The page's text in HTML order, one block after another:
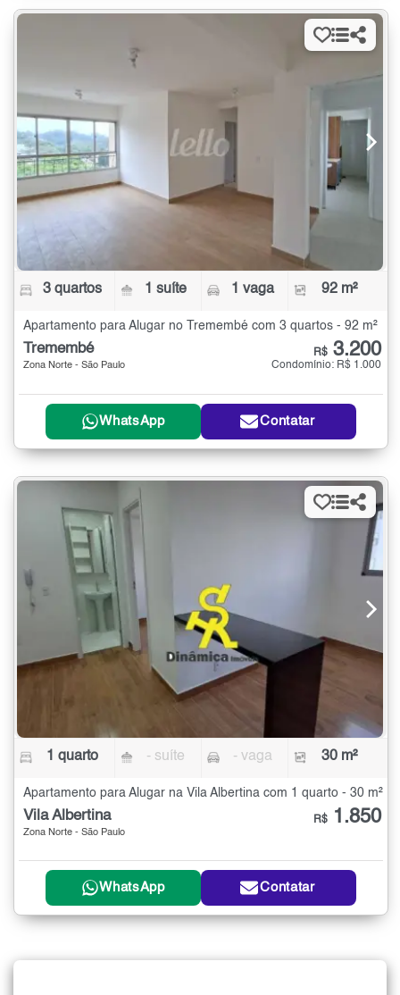
3 quartos 1 suíte 1 vaga 92 m²
Apartamento para Alugar no Tremembé com 3 quartos - 92 m²
Tremembé
Zona Norte - São Paulo
R$ 3.200
Condomínio: R$ 1.000
WhatsApp Contatar
1 quarto - suíte - vaga 30 m²
Apartamento para Alugar na Vila Albertina com 1 quarto - 30 m²
Vila Albertina
Zona Norte - São Paulo
R$ 1.850
WhatsApp Contatar